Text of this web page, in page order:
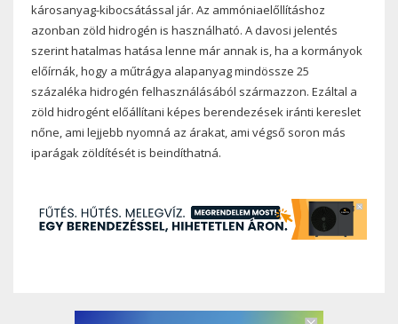
károsanyag-kibocsátással jár. Az ammóniaelőllításhoz
azonban zöld hidrogén is használható. A davosi jelentés
szerint hatalmas hatása lenne már annak is, ha a kormányok
előírnák, hogy a műtrágya alapanyag mindössze 25
százaléka hidrogén felhasználásából származzon. Ezáltal a
zöld hidrogént előállítani képes berendezések iránti kereslet
nőne, ami lejjebb nyomná az árakat, ami végső soron más
iparágak zöldítését is beindíthatná.